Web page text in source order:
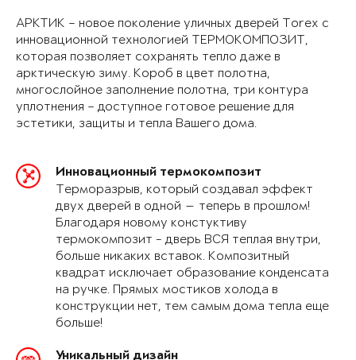
АРКТИК – новое поколение уличных дверей Torex с
инновационной технологией ТЕРМОКОМПОЗИТ,
которая позволяет сохранять тепло даже в
арктическую зиму. Короб в цвет полотна,
многослойное заполнение полотна, три контура
уплотнения – доступное готовое решение для
эстетики, защиты и тепла Вашего дома.
Инновационный термокомпозит
Терморазрыв, который создавал эффект
двух дверей в одной — теперь в прошлом!
Благодаря новому констуктиву
термокомпозит - дверь ВСЯ теплая внутри,
больше никаких вставок. Композитный
квадрат исключает образование конденсата
на ручке. Прямых мостиков холода в
конструкции нет, тем самым дома тепла еще
больше!
Уникальный дизайн